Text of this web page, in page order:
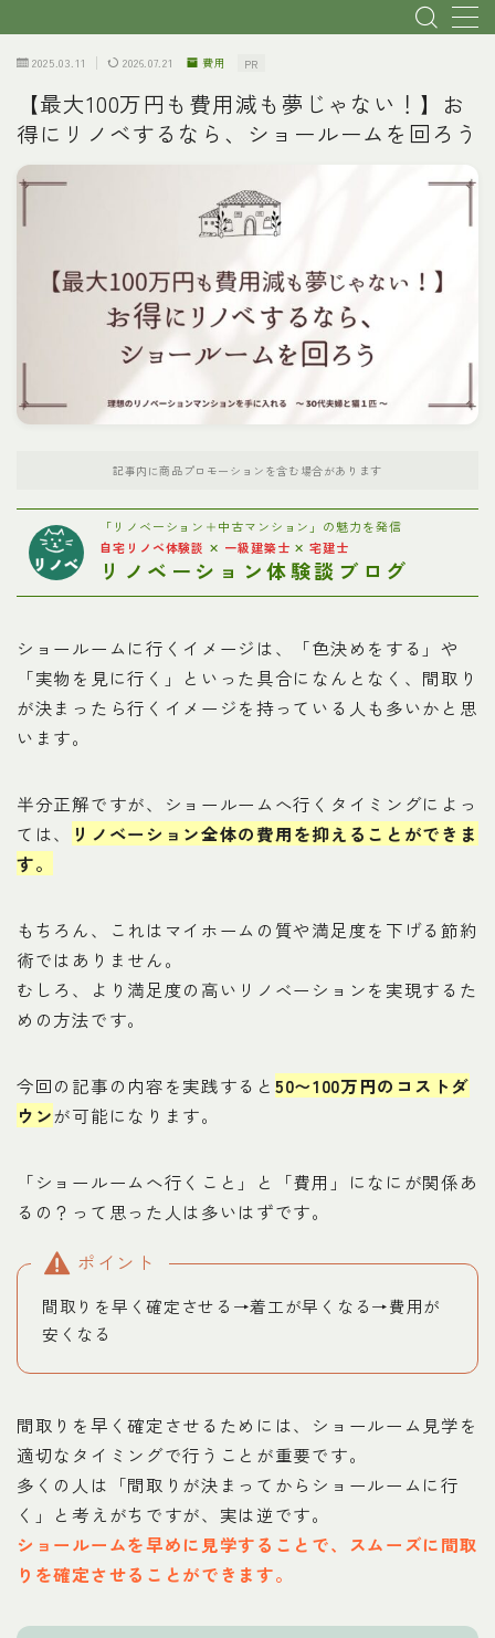
リノベ会社選び
費用
理想のプランへ
お問い合わせ
2025.03.11 2026.07.21 費用 PR
【最大100万円も費用減も夢じゃない！】お
得にリノベするなら、ショールームを回ろう
記事内に商品プロモーションを含む場合があります
「リノベーション＋中古マンション」の魅力を発信
自宅リノベ体験談 ✕ 一級建築士 ✕宅建士
リノベーション体験談ブログ
ショールームに行くイメージは、「色決めをする」や
「実物を見に行く」といった具合になんとなく、間取り
が決まったら行くイメージを持っている人も多いかと思
います。
半分正解ですが、ショールームへ行くタイミングによっ
ては、
リノベーション全体の費用を抑えることができま
す。
もちろん、これはマイホームの質や満足度を下げる節約
術ではありません。
むしろ、より満足度の高いリノベーションを実現するた
めの方法です。
今回の記事の内容を実践すると 50〜100万円のコストダ
ウンが可能になります。
「ショールームへ行くこと」と「費用」になにが関係あ
るの？って思った人は多いはずです。
ポイント
間取りを早く確定させる→着工が早くなる→費用が
安くなる
間取りを早く確定させるためには、ショールーム見学を
適切なタイミングで行うことが重要です。
多くの人は「間取りが決まってからショールームに行
く」と考えがちですが、実は逆です。
ショールームを早めに見学することで、スムーズに間取
りを確定させることができます。